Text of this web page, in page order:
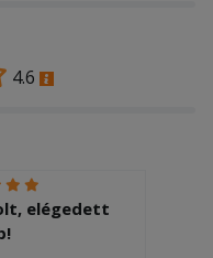
4.6
elégedett